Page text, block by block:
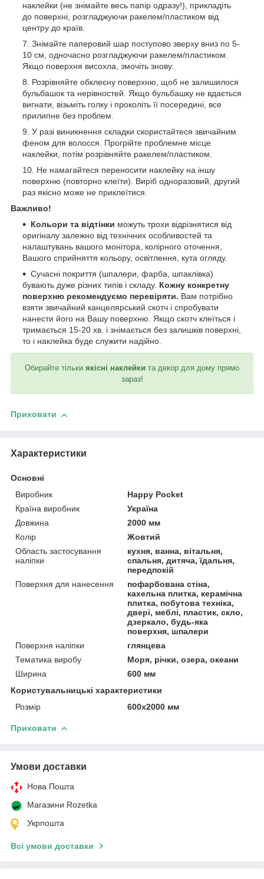
наклейки (не знімайте весь папір одразу!), прикладіть
до поверхні, розгладжуючи ракелем/пластиком від
центру до країв.
Знімайте паперовий шар поступово зверху вниз по 5-
10 см, одночасно розгладжуючи ракелем/пластиком.
Якщо поверхня висохла, змочіть знову.
Розрівняйте обклеєну поверхню, щоб не залишилося
бульбашок та нерівностей. Якщо бульбашку не вдається
вигнати, візьміть голку і проколіть її посередині, все
прилипне без проблем.
У разі виникнення складки скористайтеся звичайним
феном для волосся. Прогрійте проблемне місце
наклейки, потім розрівняйте ракелем/пластиком.
Не намагайтеся переносити наклейку на іншу
поверхню (повторно клеїти). Виріб одноразовий, другий
раз якісно може не приклеїтися.
Важливо!
Кольори та відтінки можуть трохи відрізнятися від
оригіналу залежно від технічних особливостей та
налаштувань вашого монітора, колірного оточення,
Вашого сприйняття кольору, освітлення, кута огляду.
Сучасні покриття (шпалери, фарба, шпаклівка)
бувають дуже різних типів і складу. Кожну конкретну
поверхню рекомендуємо перевіряти. Вам потрібно
взяти звичайний канцелярський скотч і спробувати
нанести його на Вашу поверхню. Якщо скотч клеїться і
тримається 15-20 хв. і знімається без залишків поверхні,
то і наклейка буде служити надійно.
Обирайте тільки якісні наклейки та декор для дому прямо
зараз!
Приховати
Характеристики
Основні
Виробник
Happy Pocket
Країна виробник
Україна
Довжина
2000 мм
Колір
Жовтий
Область застосування
наліпки
кухня, ванна, вітальня,
спальня, дитяча, їдальня,
передпокій
Поверхня для нанесення
пофарбована стіна,
кахельна плитка, керамічна
плитка, побутова техніка,
двері, меблі, пластик, скло,
дзеркало, будь-яка
поверхня, шпалери
Поверхня наліпки
глянцева
Тематика виробу
Моря, річки, озера, океани
Ширина
600 мм
Користувальницькі характеристики
Розмір
600х2000 мм
Приховати
Умови доставки
Нова Пошта
Магазини Rozetka
Укрпошта
Всі умови доставки